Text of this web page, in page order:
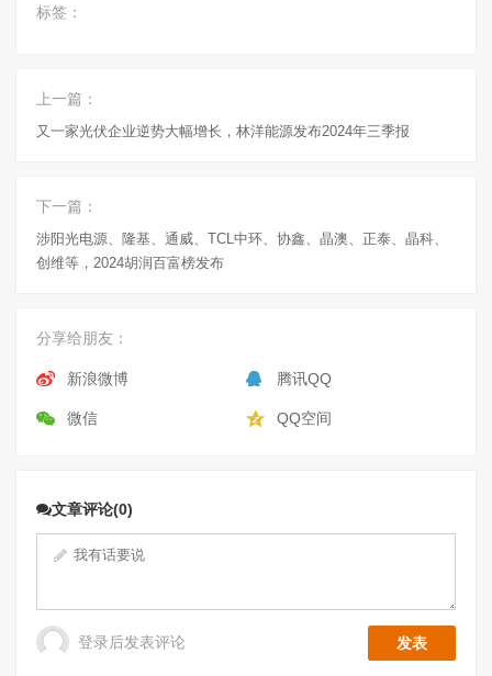
标签：
上一篇：
又一家光伏企业逆势大幅增长，林洋能源发布2024年三季报
下一篇：
涉阳光电源、隆基、通威、TCL中环、协鑫、晶澳、正泰、晶科、
创维等，2024胡润百富榜发布
分享给朋友：
新浪微博 腾讯QQ
微信 QQ空间
文章评论(0)
登录后发表评论